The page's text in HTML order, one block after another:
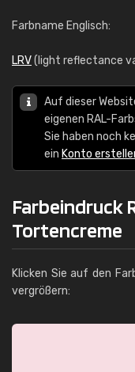
Farbname Englisch:
LRV(light reflectance
Auf dieser
eigenen RAL-
Sie haben noch
ein Konto
Farbeindruck
Tortencreme
Klicken Sie auf den
vergrößern: